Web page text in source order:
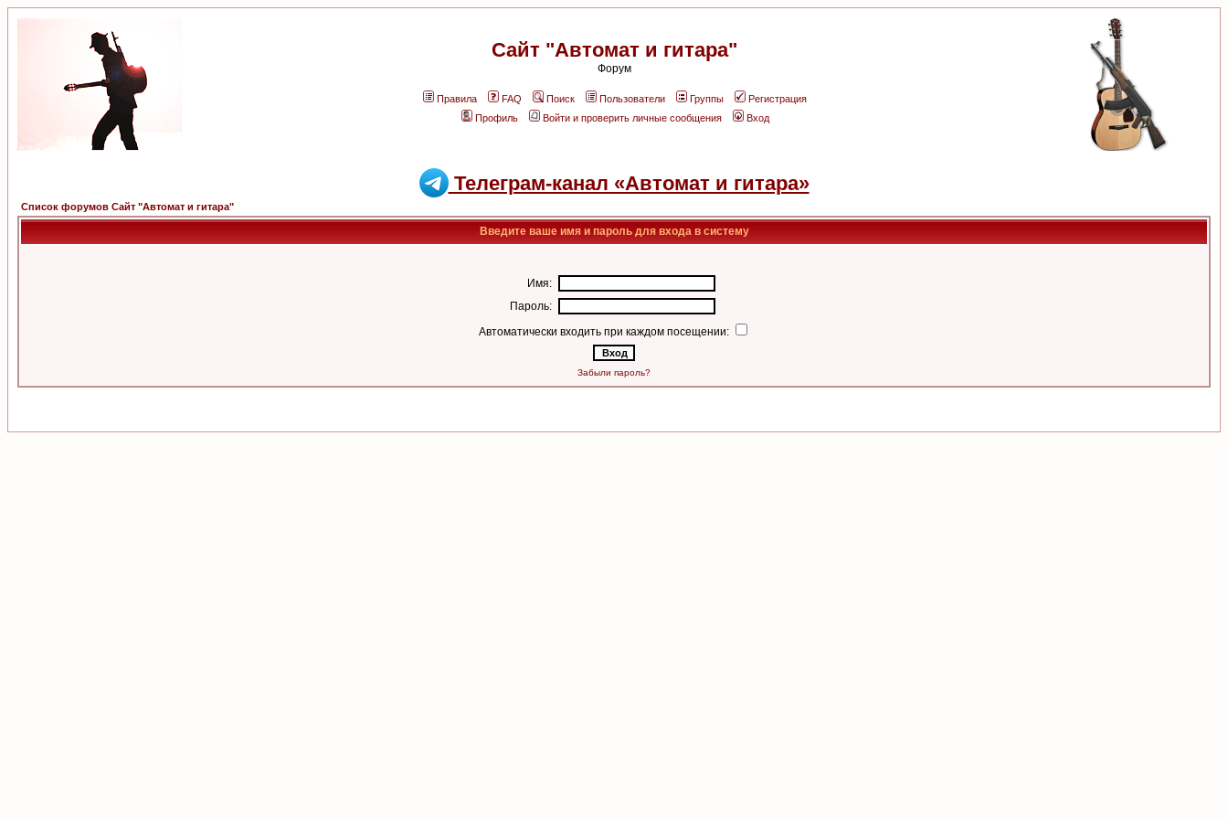
Сайт "Автомат и гитара"
Форум
Правила FAQ Поиск Пользователи Группы
Регистрация
Профиль
Войти и проверить личные сообщения Вход
Телеграм-канал «Автомат и гитара»
Список форумов Сайт "Автомат и гитара"
Введите ваше имя и пароль для входа в систему
Имя:
Пароль:
Автоматически входить при каждом посещении:
Забыли пароль?